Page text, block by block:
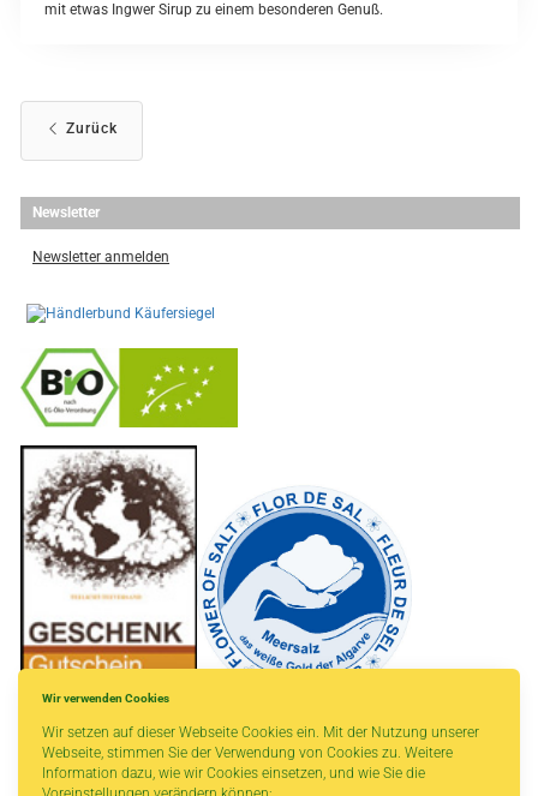
Wir verwenden Cookies
Wir setzen auf dieser Webseite Cookies ein. Mit der Nutzung unserer
Webseite, stimmen Sie der Verwendung von Cookies zu. Weitere
Information dazu, wie wir Cookies einsetzen, und wie Sie die
mit etwas Ingwer Sirup zu einem besonderen Genuß.
Zurück
Newsletter
Newsletter anmelden